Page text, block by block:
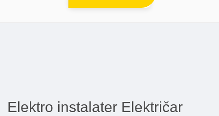
Elektro instalater Električar